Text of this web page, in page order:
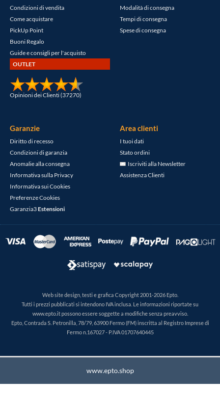
Condizioni di vendita
Come acquistare
PickUp Point
Buoni Regalo
Guide e consigli per l'acquisto
OUTLET
Opinioni dei Clienti (37270)
Modalità di consegna
Tempi di consegna
Spese di consegna
Garanzie
Diritto di recesso
Condizioni di garanzia
Anomalie alla consegna
Informativa sulla Privacy
Informativa sui Cookies
Preferenze Cookies
Garanzia3Estensioni
Area clienti
I tuoi dati
Stato ordini
Iscriviti alla Newsletter
Assistenza Clienti
Web site design, testi e grafica Copyright 2001-2026 Epto.
Tutti i prezzi pubblicati si intendono IVA inclusa. Le informazioni riportate su
www.epto.it possono essere soggette a modifiche senza preavviso.
Epto, Contrada S. Petronilla, 78/79, 63900 Fermo (FM) inscritta al Registro Imprese di
Fermo n.167027 - P.IVA 01707640445
www.epto.shop